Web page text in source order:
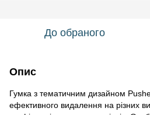
До обраного
Опис
Гумка з тематичним дизайном
ефективного видалення на різних